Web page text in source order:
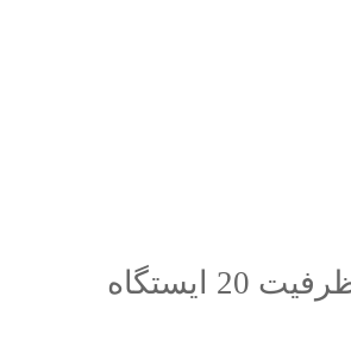
کاخ ذهنی با ظرفیت 20 ایستگاه